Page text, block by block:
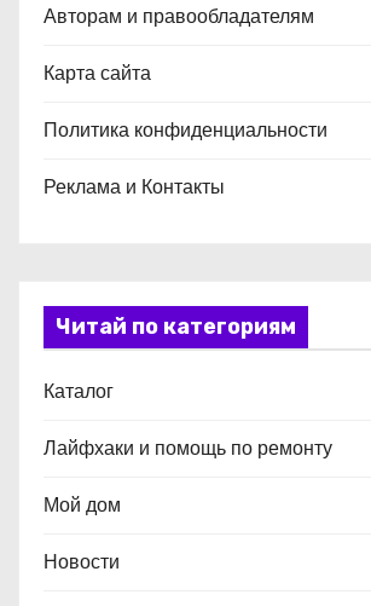
Авторам и правообладателям
Карта сайта
Политика конфиденциальности
Реклама и Контакты
Читай по категориям
Каталог
Лайфхаки и помощь по ремонту
Мой дом
Новости